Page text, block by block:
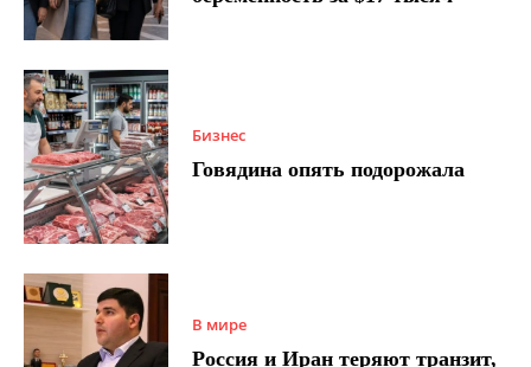
Бизнес
Говядина опять подорожала
В мире
Россия и Иран теряют транзит,